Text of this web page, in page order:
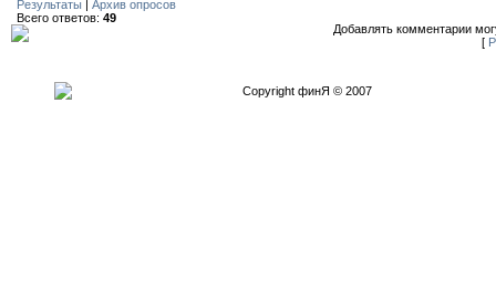
Результаты | Архив опросов
Всего ответов: 49
Добавлять комментарии
[
Copyright финЯ © 2007